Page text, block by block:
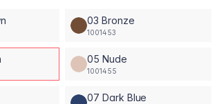
03 Bronze
1001453
05 Nude
1001455
07 Dark Blue